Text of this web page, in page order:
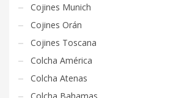
Cojines Munich
Cojines Orán
Cojines Toscana
Colcha América
Colcha Atenas